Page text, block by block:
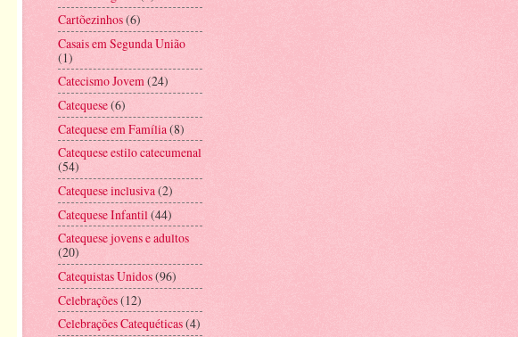
Cartõezinhos(6)
Casais em Segunda União
(1)
Catecismo Jovem(24)
Catequese(6)
Catequese em Família(8)
Catequese estilo catecumenal
(54)
Catequese inclusiva(2)
Catequese Infantil (44)
Catequese jovens e adultos
(20)
Catequistas Unidos(96)
Celebrações(12)
Celebrações Catequéticas(4)